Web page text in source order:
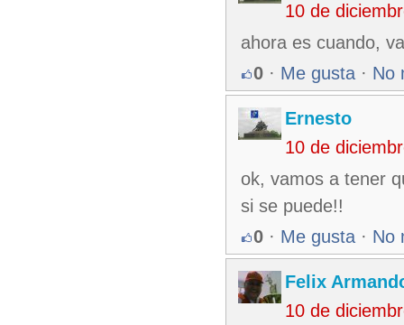
10 de
ahora es cuando,
0 · Me gusta · No
Ernesto
10 de
ok, vamos a tener
si se puede!!
0 · Me gusta · No
Felix
10 de